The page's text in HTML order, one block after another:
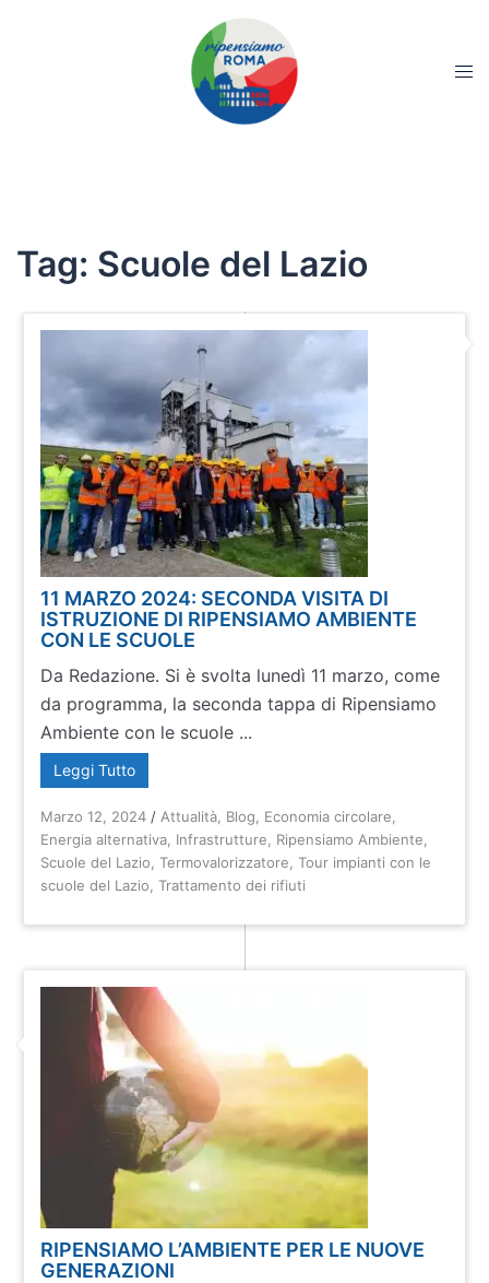
Tag: Scuole del Lazio
11 MARZO 2024: SECONDA VISITA DI
ISTRUZIONE DI RIPENSIAMO AMBIENTE
CON LE SCUOLE
Da Redazione. Si è svolta lunedì 11 marzo, come
da programma, la seconda tappa di Ripensiamo
Ambiente con le scuole ...
Leggi Tutto
Marzo 12, 2024 / Attualità Blog Economia circolare
Energia alternativa Infrastrutture Ripensiamo Ambiente
Scuole del Lazio ,Termovalorizzatore ,Tour impianti con le
scuole del Lazio ,Trattamento dei rifiuti
RIPENSIAMO L’AMBIENTE PER LE NUOVE
GENERAZIONI